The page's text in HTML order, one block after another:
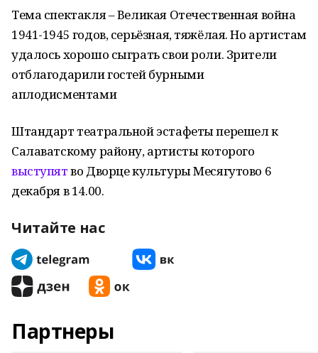
Тема спектакля – Великая Отечественная война
1941-1945 годов, серьёзная, тяжёлая. Но артистам
удалось хорошо сыграть свои роли. Зрители
отблагодарили гостей бурными
аплодисментами
Штандарт театральной эстафеты перешел к
Салаватскому району, артисты которого
выступятво Дворце культуры Месягутово 6
декабря в 14.00.
Читайте нас
Партнеры